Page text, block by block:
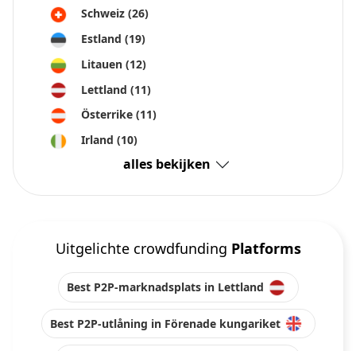
Schweiz (26)
Estland (19)
Litauen (12)
Lettland (11)
Österrike (11)
Irland (10)
alles bekijken
Uitgelichte crowdfunding Platforms
Best P2P-marknadsplats in Lettland
Best P2P-utlåning in Förenade kungariket